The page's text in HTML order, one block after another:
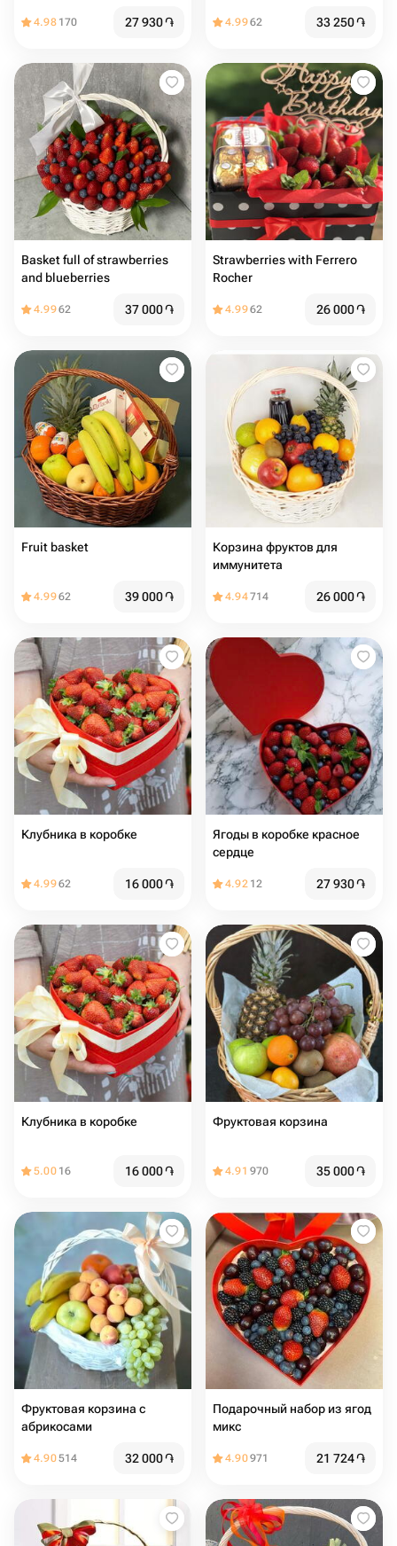
4.98 170 27 930֏ 4.9962 33 250֏
Basket full of strawberries
and blueberries
4.9962 37 000֏
Strawberries with Ferrero
Rocher
4.9962 26 000֏
Fruit basket
4.9962 39 000֏
Корзина фруктов для
иммунитета
4.94714 26 000֏
Клубника в коробке
4.9962 16 000֏
Ягоды в коробке красное
сердце
4.92 12 27 930֏
Клубника в коробке
5.00 16 16 000֏
Фруктовая корзина
4.91 970 35 000֏
Фруктовая корзина с
абрикосами
4.90514 32 000֏
Подарочный набор из ягод
микс
4.90971 21 724֏